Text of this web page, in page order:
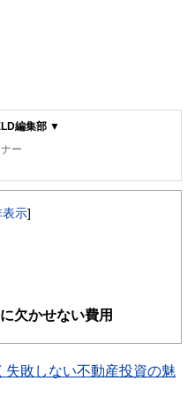
編集部 ▼
ー
融、経済に関する記事を、日々
るようわかりやすく発信していま
し」に関する書籍・雑誌の編集経
から記事掲載まですべての工程に
ー、公認会計士、社会保険労務
表示]
欠かせない費用
失敗しない不動産投資の魅